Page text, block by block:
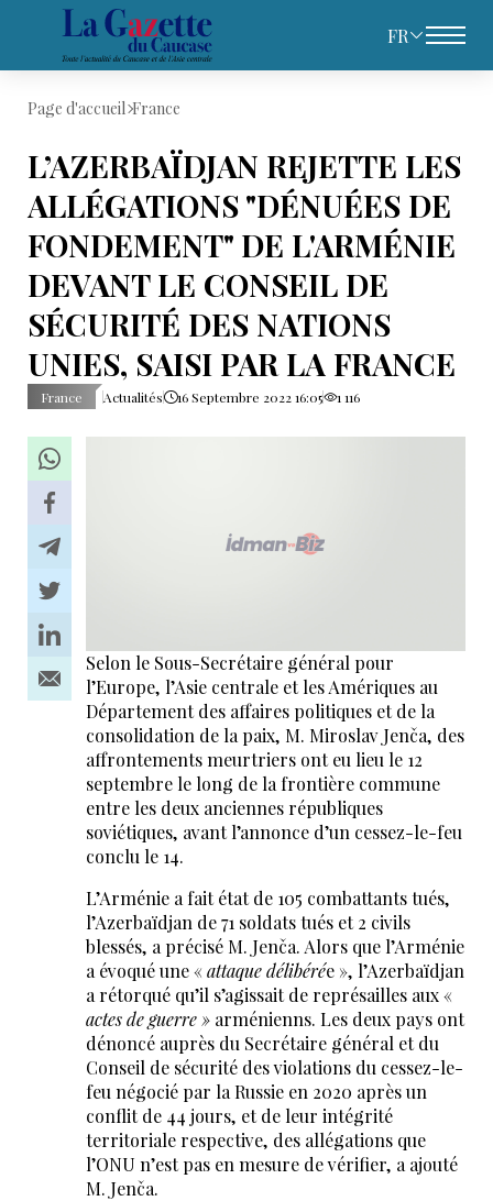
FR
Page d'accueil France
L’AZERBAÏDJAN REJETTE LES
ALLÉGATIONS "DÉNUÉES DE
FONDEMENT" DE L'ARMÉNIE
DEVANT LE CONSEIL DE
SÉCURITÉ DES NATIONS
UNIES, SAISI PAR LA FRANCE
France Actualités 16 Septembre 2022 16:05 1 116
Selon le Sous-Secrétaire général pour
l’Europe, l’Asie centrale et les Amériques au
Département des affaires politiques et de la
consolidation de la paix, M. Miroslav Jenča, des
affrontements meurtriers ont eu lieu le 12
septembre le long de la frontière commune
entre les deux anciennes républiques
soviétiques, avant l’annonce d’un cessez-le-feu
conclu le 14.
L’Arménie a fait état de 105 combattants tués,
l’Azerbaïdjan de 71 soldats tués et 2 civils
blessés, a précisé M. Jenča. Alors que l’Arménie
a évoqué une «attaque délibérée », l’Azerbaïdjan
a rétorqué qu’il s’agissait de représailles aux «
actes de guerre »arménienns. Les deux pays ont
dénoncé auprès du Secrétaire général et du
Conseil de sécurité des violations du cessez-le-
feu négocié par la Russie en 2020 après un
conflit de 44 jours, et de leur intégrité
territoriale respective, des allégations que
l’ONU n’est pas en mesure de vérifier, a ajouté
M. Jenča.